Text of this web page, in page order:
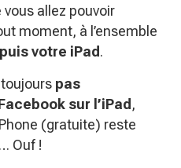
allez pouvoir
moment, à l’ensemble
votre iPad.
pas
sur l’iPad ,
(gratuite) reste
Ouf !